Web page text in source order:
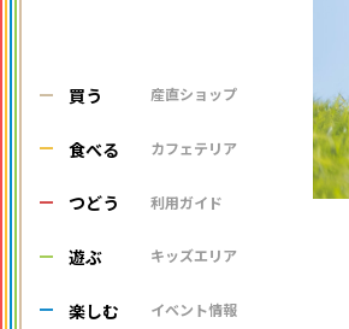
買う 産直ショップ
食べる カフェテリア
つどう 利用ガイド
遊ぶ キッズエリア
楽しむ イベント情報